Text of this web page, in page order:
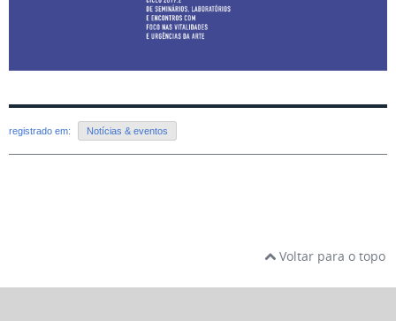
registrado em: Notícias & eventos
Voltar para o topo